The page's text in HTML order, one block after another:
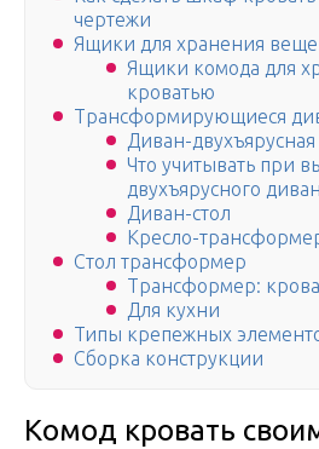
чертежи
Ящики для хранения
Ящики комода для
кроватью
Трансформирующиеся
Диван-
Что учитывать при
двухъярусного
Диван-стол
Кресло-
Стол трансформер
Трансформер:
Для кухни
Типы крепежных
Сборка конструкции
Комод кровать